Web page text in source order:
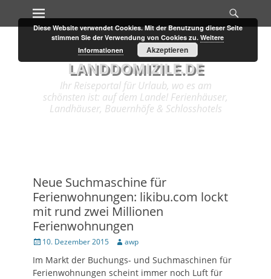
Skip
to
content
Primary Menu
LANDDOMIZILE.DE
Ihr Reiseportal für Urlaub, wo es am
schönsten ist: auf dem Lande! Ferienhäuser,
Landhäuser, Bauernhöfe & Schlosshotels
Neue Suchmaschine für
Ferienwohnungen: likibu.com lockt
mit rund zwei Millionen
Ferienwohnungen
Posted
10. Dezember 2015 Author
awp
Im Markt der Buchungs- und Suchmaschinen für
Ferienwohnungen scheint immer noch Luft für
Diese Website verwendet Cookies. Mit der Benutzung dieser Seite
stimmen Sie der Verwendung von Cookies zu.Weitere
Informationen
Akzeptieren